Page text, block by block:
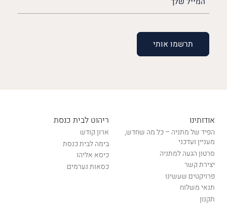
(חובה)
אודותינו
הפיד של מתניה – כל מה שחדש,
מעניין ועדכני
סרטון הגעה למתניה
יצירת קשר
פרויקטים שעשינו
תנאי משלוח
תקנון
ריהוט לבית כנסת
ארון קודש
בימה לבית כנסת
כיסא אליהו
כסאות נערמים